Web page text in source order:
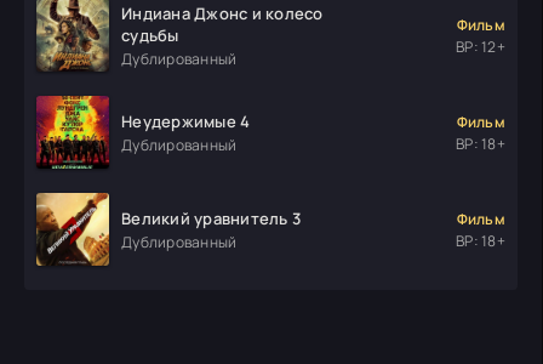
Индиана Джонс и колесо
судьбы
Дублированный
Фильм
ВР: 12+
Неудержимые 4
Дублированный
Фильм
ВР: 18+
Великий уравнитель 3
Дублированный
Фильм
ВР: 18+